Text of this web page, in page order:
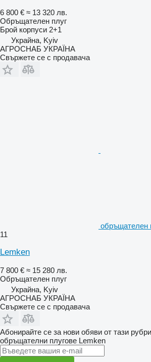
6 800 € ≈ 13 320 лв.
Обръщателен плуг
Брой корпуси 2+1
Украйна, Kyiv
АГРОСНАБ УКРАЇНА
Свържете се с продавача
обръщателен
11
Lemken
7 800 € ≈ 15 280 лв.
Обръщателен плуг
Украйна, Kyiv
АГРОСНАБ УКРАЇНА
Свържете се с продавача
Абонирайте се за нови обяви от тази
обръщателни плугове Lemken